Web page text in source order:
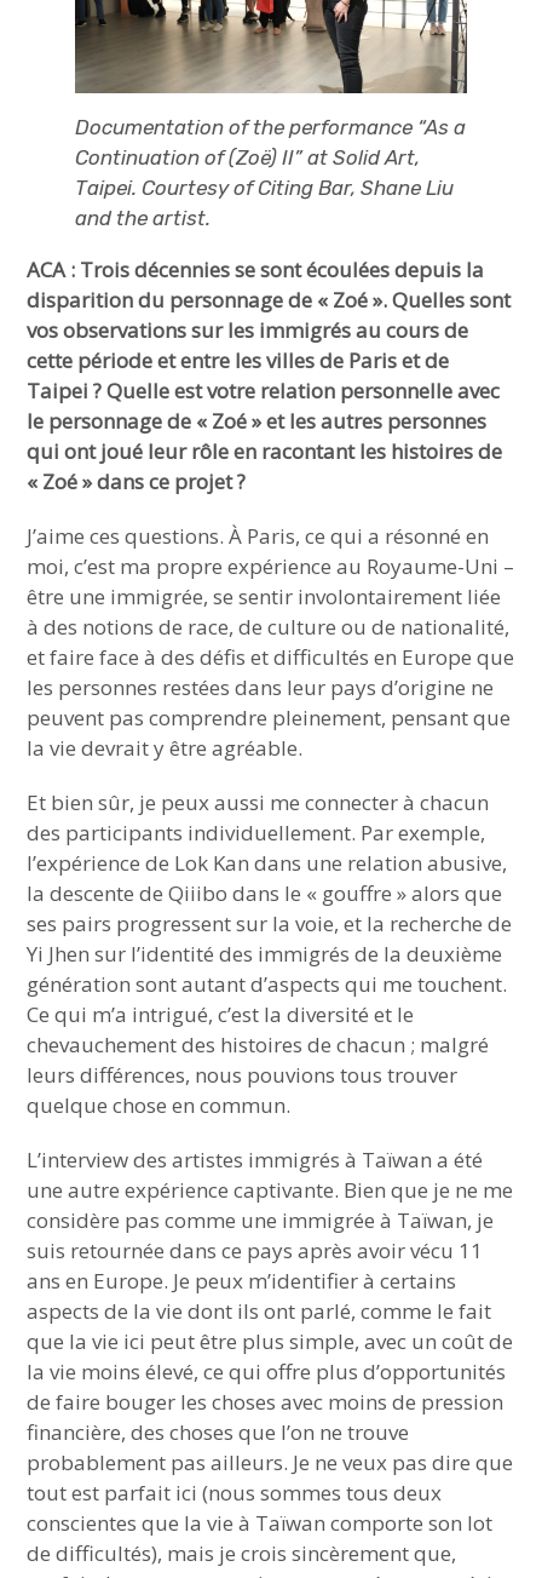
Documentation of the performance “As a
Continuation of (Zoë) II” at Solid Art,
Taipei. Courtesy of Citing Bar, Shane Liu
and the artist.
ACA : Trois décennies se sont écoulées depuis la
disparition du personnage de « Zoé ». Quelles sont
vos observations sur les immigrés au cours de
cette période et entre les villes de Paris et de
Taipei ? Quelle est votre relation personnelle avec
le personnage de « Zoé » et les autres personnes
qui ont joué leur rôle en racontant les histoires de
« Zoé » dans ce projet ?
J’aime ces questions. À Paris, ce qui a résonné en
moi, c’est ma propre expérience au Royaume-Uni –
être une immigrée, se sentir involontairement liée
à des notions de race, de culture ou de nationalité,
et faire face à des défis et difficultés en Europe que
les personnes restées dans leur pays d’origine ne
peuvent pas comprendre pleinement, pensant que
la vie devrait y être agréable.
Et bien sûr, je peux aussi me connecter à chacun
des participants individuellement. Par exemple,
l’expérience de Lok Kan dans une relation abusive,
la descente de Qiiibo dans le « gouffre » alors que
ses pairs progressent sur la voie, et la recherche de
Yi Jhen sur l’identité des immigrés de la deuxième
génération sont autant d’aspects qui me touchent.
Ce qui m’a intrigué, c’est la diversité et le
chevauchement des histoires de chacun ; malgré
leurs différences, nous pouvions tous trouver
quelque chose en commun.
L’interview des artistes immigrés à Taïwan a été
une autre expérience captivante. Bien que je ne me
considère pas comme une immigrée à Taïwan, je
suis retournée dans ce pays après avoir vécu 11
ans en Europe. Je peux m’identifier à certains
aspects de la vie dont ils ont parlé, comme le fait
que la vie ici peut être plus simple, avec un coût de
la vie moins élevé, ce qui offre plus d’opportunités
de faire bouger les choses avec moins de pression
financière, des choses que l’on ne trouve
probablement pas ailleurs. Je ne veux pas dire que
tout est parfait ici (nous sommes tous deux
conscientes que la vie à Taïwan comporte son lot
de difficultés), mais je crois sincèrement que,